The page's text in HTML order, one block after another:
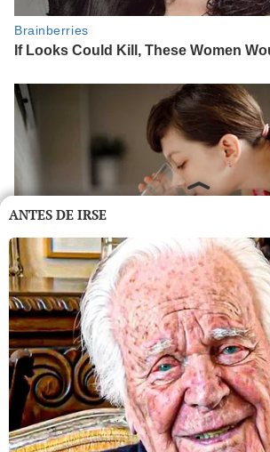
ANTES DE IRSE